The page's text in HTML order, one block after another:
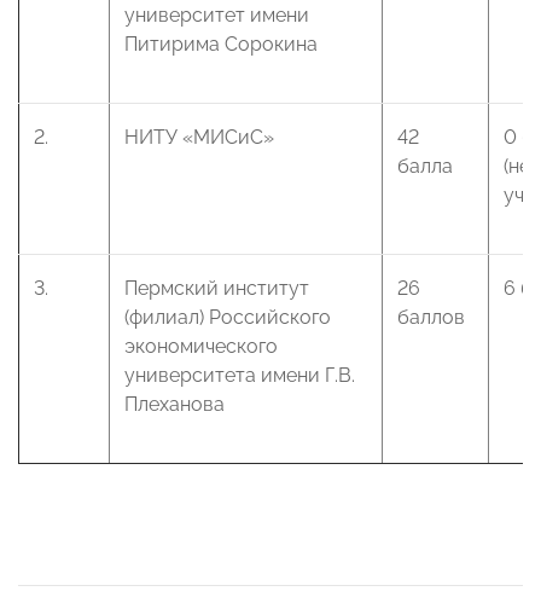
университет имени
Питирима Сорокина
2. НИТУ «МИСиС»
42
балла
0
(не
3.
Пермский институт
(филиал) Российского
экономического
университета имени Г.В.
Плеханова
26
баллов
6